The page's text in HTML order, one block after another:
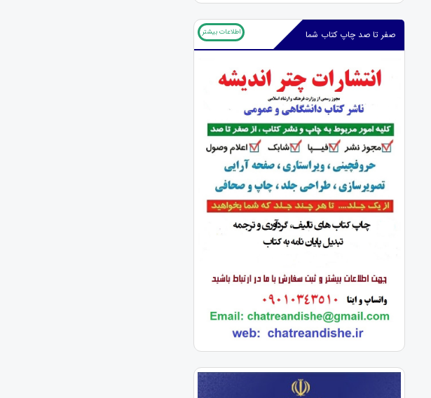
صفر تا صد چاپ کتاب شما اطلاعات بیشتر